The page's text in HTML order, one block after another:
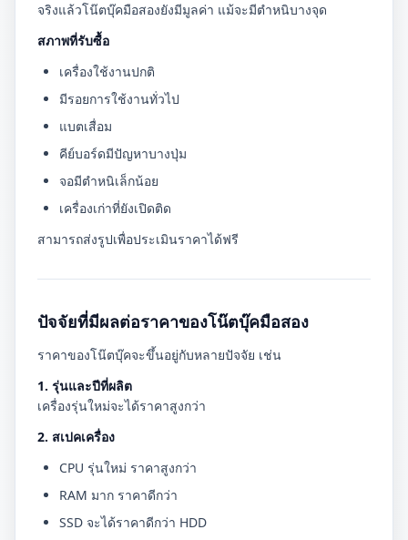
จริงแล้วโน๊ตบุ๊คมือสองยังมีมูลค่า แม้จะมีตำหนิบางจุด
สภาพที่รับซื้อ
เครื่องใช้งานปกติ
มีรอยการใช้งานทั่วไป
แบตเสื่อม
คีย์บอร์ดมีปัญหาบางปุ่ม
จอมีตำหนิเล็กน้อย
เครื่องเก่าที่ยังเปิดติด
สามารถส่งรูปเพื่อประเมินราคาได้ฟรี
ปัจจัยที่มีผลต่อราคาของโน๊ตบุ๊คมือสอง
ราคาของโน๊ตบุ๊คจะขึ้นอยู่กับหลายปัจจัย เช่น
1. รุ่นและปีที่ผลิต
เครื่องรุ่นใหม่จะได้ราคาสูงกว่า
2. สเปคเครื่อง
CPU รุ่นใหม่ ราคาสูงกว่า
RAM มาก ราคาดีกว่า
SSD จะได้ราคาดีกว่า HDD